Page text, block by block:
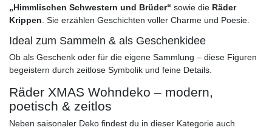
„Himmlischen Schwestern und Brüder“ sowie die Räder
Krippen . Sie erzählen Geschichten voller Charme und Poesie.
Ideal zum Sammeln & als Geschenkidee
Ob als Geschenk oder für die eigene Sammlung – diese Figuren
begeistern durch zeitlose Symbolik und feine Details.
Räder XMAS Wohndeko – modern,
poetisch & zeitlos
Neben saisonaler Deko findest du in dieser Kategorie auch